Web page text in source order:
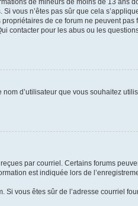
de mineurs de moins de 13 ans
vous n’êtes pas sûr que cela
de ce forum ne peuvent pas
contacter pour les abus ou les
d’utilisateur que vous souhaitez
par courriel. Certains forums
est indiquée lors de
vous êtes sûr de l’adresse courriel